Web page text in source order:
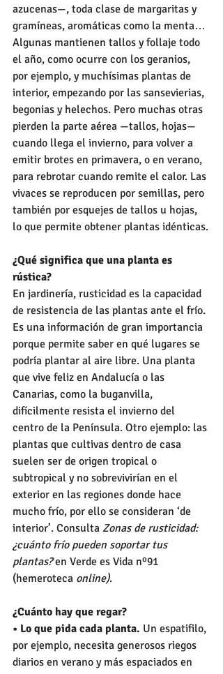
azucenas—, toda clase de margaritas y
gramíneas, aromáticas como la menta…
Algunas mantienen tallos y follaje todo
el año, como ocurre con los geranios,
por ejemplo, y muchísimas plantas de
interior, empezando por las sansevierias,
begonias y helechos. Pero muchas otras
pierden la parte aérea —tallos, hojas—
cuando llega el invierno, para volver a
emitir brotes en primavera, o en verano,
para rebrotar cuando remite el calor. Las
vivaces se reproducen por semillas, pero
también por esquejes de tallos u hojas,
lo que permite obtener plantas idénticas.
¿Qué significa que una planta es
rústica?
En jardinería, rusticidad es la capacidad
de resistencia de las plantas ante el frío.
Es una información de gran importancia
porque permite saber en qué lugares se
podría plantar al aire libre. Una planta
que vive feliz en Andalucía o las
Canarias, como la buganvilla,
difícilmente resista el invierno del
centro de la Península. Otro ejemplo: las
plantas que cultivas dentro de casa
suelen ser de origen tropical o
subtropical y no sobrevivirían en el
exterior en las regiones donde hace
mucho frío, por ello se consideran ‘de
interior’. Consulta Zonas de rusticidad:
¿cuánto frío pueden soportar tus
plantas? en Verde es Vida nº91
(hemeroteca online).
¿Cuánto hay que regar?
• Lo que pida cada planta. Un espatifilo,
por ejemplo, necesita generosos riegos
diarios en verano y más espaciados en